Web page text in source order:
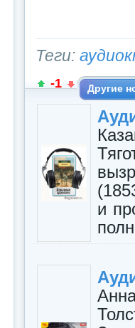
Теги:
-1 Другие
и